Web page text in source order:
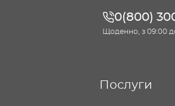
0(800)
Щоденно, з 09:00
Послуги